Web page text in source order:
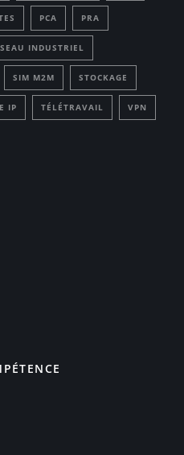
PCA PRA
INDUSTRIEL
SIM M2M STOCKAGE
IP TÉLÉTRAVAIL VPN